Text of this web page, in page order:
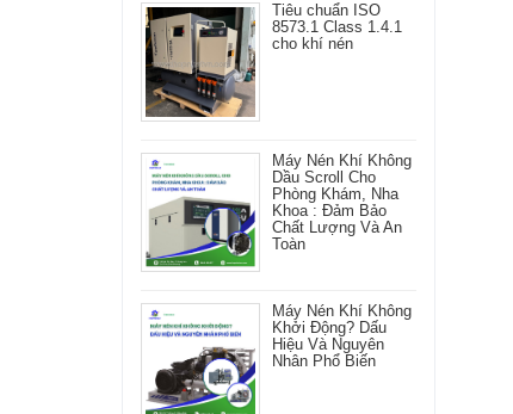
Tiêu chuẩn ISO
8573.1 Class 1.4.1
cho khí nén
Máy Nén Khí Không
Dầu Scroll Cho
Phòng Khám, Nha
Khoa : Đảm Bảo
Chất Lượng Và An
Toàn
Máy Nén Khí Không
Khởi Động? Dấu
Hiệu Và Nguyên
Nhân Phổ Biến